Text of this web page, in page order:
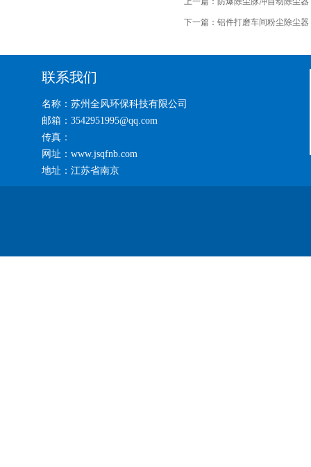
下一篇： 铝件打磨车间粉尘除尘器
联系我们
名称：苏州全风环保科技有限公司
邮箱：3542951995@qq.com
传真：
网址：www.jsqfnb.com
地址：江苏省南京